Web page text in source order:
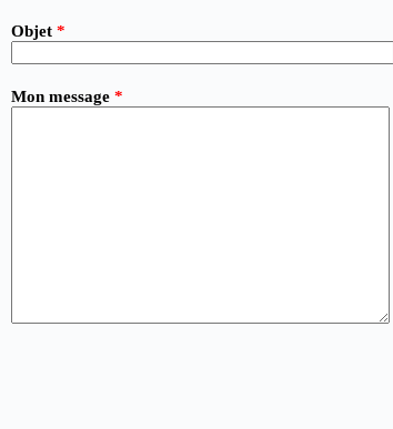
Objet*
Mon message*